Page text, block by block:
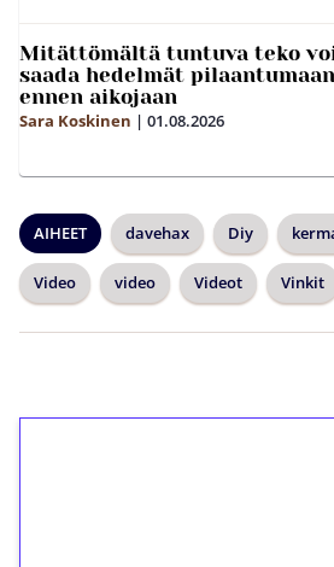
Mitättömältä tuntuva teko
saada hedelmät pilaantumaan
ennen aikojaan
Sara Koskinen | 01.08.2026
AIHEET davehax Diy
Video video Videot Vinkit